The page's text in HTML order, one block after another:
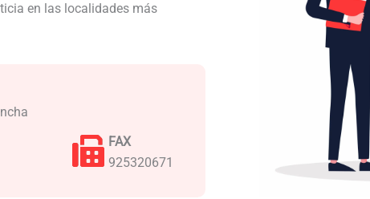
en las localidades más
FAX
925320671